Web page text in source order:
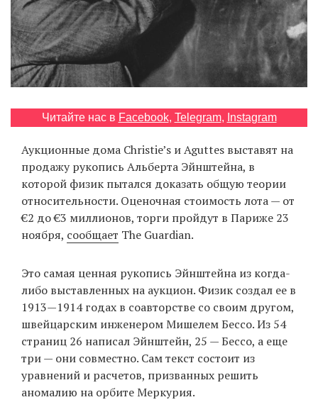
EN
UA
Читайте нас в Facebook, Telegram, Instagram
Аукционные дома Christie’s и Aguttes выставят на
продажу рукопись Альберта Эйнштейна, в
которой физик пытался доказать общую теории
относительности. Оценочная стоимость лота — от
€2 до €3 миллионов, торги пройдут в Париже 23
ноября, сообщает The Guardian.
Это самая ценная рукопись Эйнштейна из когда-
либо выставленных на аукцион. Физик создал ее в
1913—1914 годах в соавторстве со своим другом,
швейцарским инженером Мишелем Бессо. Из 54
страниц 26 написал Эйнштейн, 25 — Бессо, а еще
три — они совместно. Сам текст состоит из
уравнений и расчетов, призванных решить
аномалию на орбите Меркурия.